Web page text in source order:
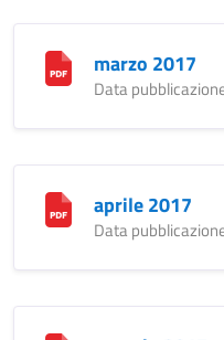
marzo 2017
Data
aprile 2017
Data